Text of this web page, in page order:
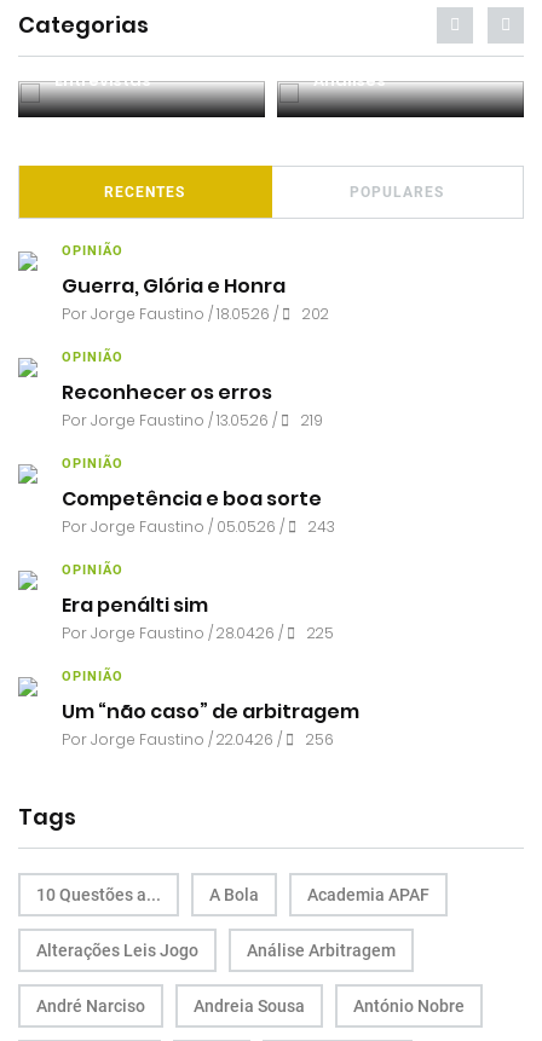
Categorias
Entrevistas Análises
RECENTES POPULARES
OPINIÃO
Guerra, Glória e Honra
PorJorge Faustino / 18.05.26 / 202
OPINIÃO
Reconhecer os erros
PorJorge Faustino / 13.05.26 / 219
OPINIÃO
Competência e boa sorte
PorJorge Faustino / 05.05.26 / 243
OPINIÃO
Era penálti sim
PorJorge Faustino / 28.04.26 / 225
OPINIÃO
Um “não caso” de arbitragem
PorJorge Faustino / 22.04.26 / 256
Tags
10 Questões a... A Bola Academia APAF
Alterações Leis Jogo Análise Arbitragem
André Narciso Andreia Sousa António Nobre